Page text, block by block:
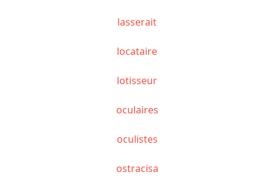
lasserait
locataire
lotisseur
oculaires
oculistes
ostracisa